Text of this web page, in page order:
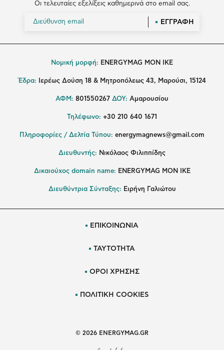
Οι τελευταίες εξελίξεις καθημερινά στο email σας.
ΕΓΓΡΑΦΗ
Νομική μορφή: ENERGYMAG MON IKE
Έδρα: Ιερέως Δούση 18 & Μητροπόλεως 43, Μαρούσι, 15124
ΑΦΜ: 801550267 ΔΟΥ: Αμαρουσίου
Τηλέφωνο: +30 210 640 1671
Πληροφορίες / Δελτία Τύπου: energymagnews@gmail.com
Διευθυντής: Νικόλαος Φιλιππίδης
Δικαιούχος domain name: ENERGYMAG ΜΟΝ ΙΚΕ
Διευθύντρια Σύνταξης: Ειρήνη Γαλιώτου
ΕΠΙΚΟΙΝΩΝΙΑ
ΤΑΥΤΟΤΗΤΑ
ΟΡΟΙ ΧΡΗΣΗΣ
ΠΟΛΙΤΙΚΗ COOKIES
© 2026 ENERGYMAG.GR